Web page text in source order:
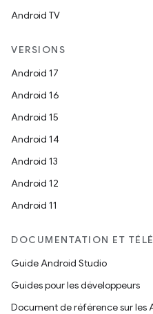
Android TV
VERSIONS
Android 17
Android 16
Android 15
Android 14
Android 13
Android 12
Android 11
DOCUMENTATION ET
Guide Android Studio
Guides pour les développeurs
Document de référence sur les